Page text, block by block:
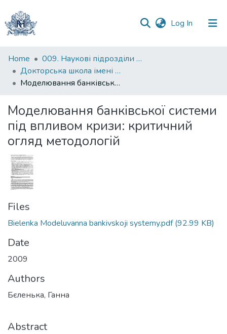
Log In (current)
Communities
&
Collections
Statistics
Home
009. Наукові підрозділи НаУКМА
Докторська школа імені родини Юхименків
Моделювання банківської системи під впливом кризи: критичний огляд методологій
Моделювання банківської системи
під впливом кризи: критичний
огляд методологій
Files
Bielenka Modeluvanna bankivskoji systemy.pdf(92.99 KB)
Date
2009
Authors
Бєленька, Ганна
Abstract